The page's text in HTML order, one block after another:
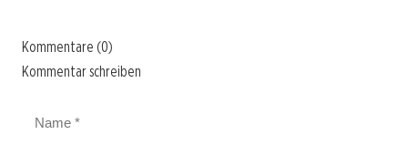
Kommentare (0)
Kommentar schreiben